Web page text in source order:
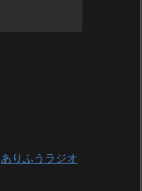
ありふうラジオ